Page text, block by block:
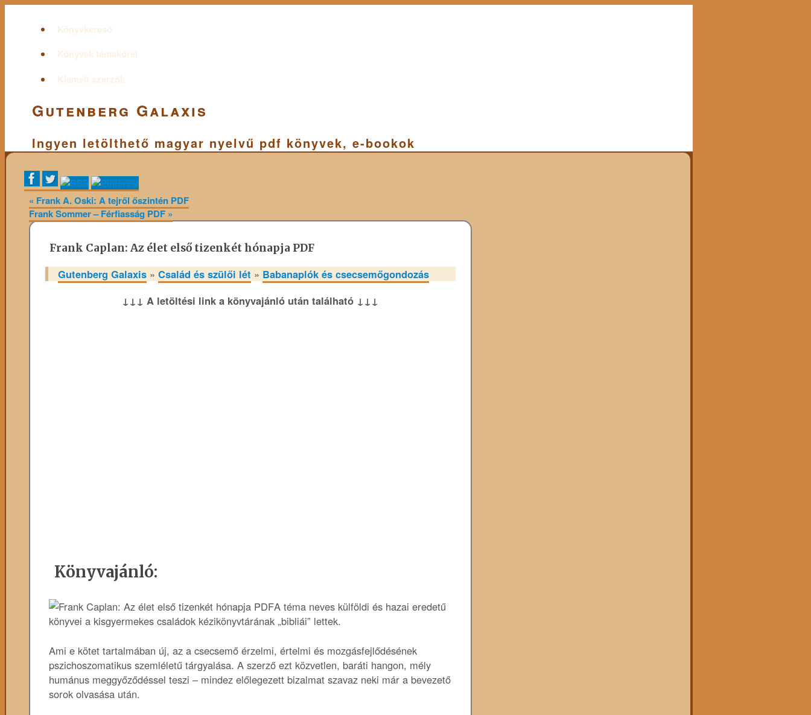
Könyvkereső
Könyvek témakörei
Kiemelt szerzők
Gutenberg Galaxis
Ingyen letölthető magyar nyelvű pdf könyvek, e-bookok
« Frank A. Oski: A tejről őszintén PDF
Frank Sommer – Férfiasság PDF »
Frank Caplan: Az élet első tizenkét hónapja PDF
Gutenberg Galaxis » Család és szülői lét » Babanaplók és csecsemőgondozás
↓↓↓ A letöltési link a könyvajánló után található ↓↓↓
Könyvajánló:
A téma neves külföldi és hazai eredetű
könyvei a kisgyermekes családok kézikönyvtárának „bibliái” lettek.
Ami e kötet tartalmában új, az a csecsemő érzelmi, értelmi és mozgásfejlődésének
pszichoszomatikus szemléletű tárgyalása. A szerző ezt közvetlen, baráti hangon, mély
humánus meggyőződéssel teszi – mindez előlegezett bizalmat szavaz neki már a bevezető
sorok olvasása után.